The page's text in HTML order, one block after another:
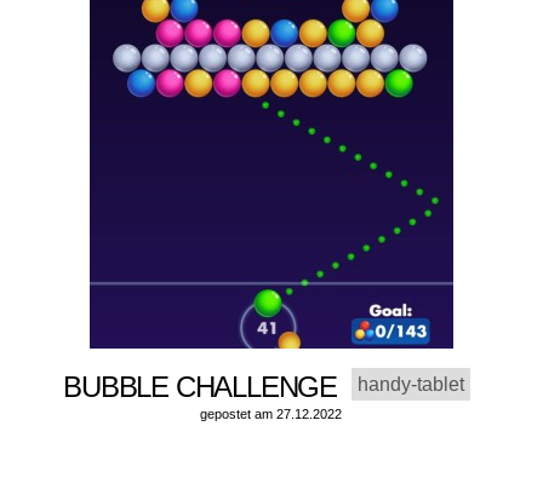
BUBBLE CHALLENGE handy-tablet
gepostet am 27.12.2022